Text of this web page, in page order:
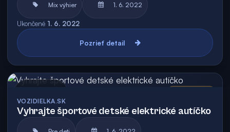
Mix výhier 1. 6. 2022
Ukončené 1. 6. 2022
Pozrieť detail
VOZIDIELKA.SK
Vyhrajte športové detské elektrické autíčko